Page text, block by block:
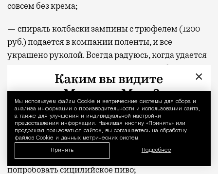
Уведомление
Мы используем файлы Сookie и метрические системы для сбора и
анализа информации о производительности и использовании сайта,
а также для улучшения и индивидуальной настройки
предоставления информации. Нажимая кнопку «Принять» или
продолжая пользоваться сайтом, вы соглашаетесь на обработку
файлов Cookie и данных метрических систем.
Принять Подробнее
совсем без крема;
— спираль колбаски зампины с трюфелем (1200
руб.) подается в компании поленты, и все
украшено руколой. Всегда радуюсь, когда удается
увидеть и съесть настоящую поленту в форме
пухлых и слегка обжаренных кубиков.
Изумрудные молодые побеги руколы
приправлены маслом и листочками мангольда.
Можно было колбаску не подкладывать — гарнир
способен стать полноценным отдельным блюдом;
— в деревне Семенково у вас есть шанс внезапно
попробовать сицилийское пиво;
×